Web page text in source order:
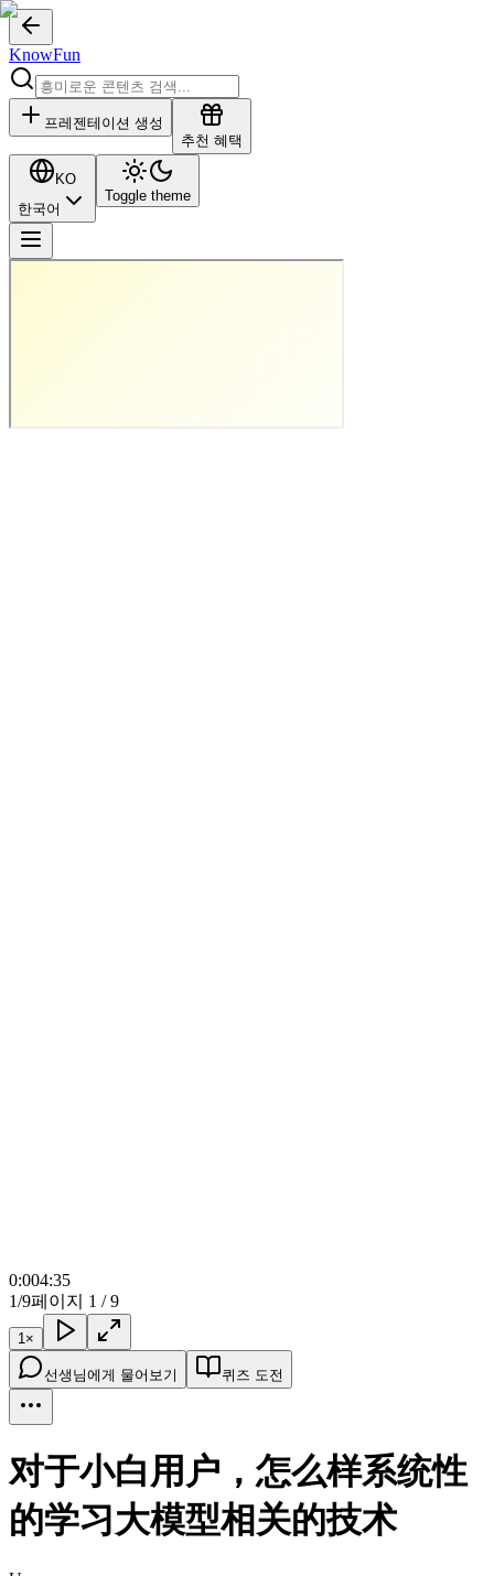
KnowFun
프레젠테이션 생성
추천 혜택
KO
한국어
Toggle theme
0:004:35
1/9페이지 1 / 9
1×
선생님에게 물어보기 퀴즈 도전
对于小白用户，怎么样系统性
的学习大模型相关的技术